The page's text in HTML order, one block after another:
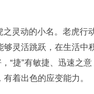
之灵动的小名。老虎行
够灵活跳跃，在生活中
，“捷”有敏捷、迅速之
着出色的应变能力。